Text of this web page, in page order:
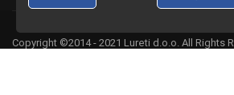
Copyright ©2014 - 2021 Lureti d.o.o. All Rights